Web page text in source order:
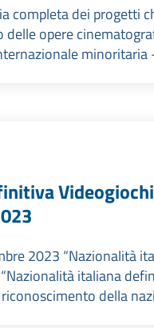
completa dei progetti
opere
minoritaria
2023 “Nazionalità
italiana
della